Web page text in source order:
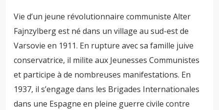
Vie d’un jeune révolutionnaire communiste Alter
Fajnzylberg est né dans un village au sud-est de
Varsovie en 1911. En rupture avec sa famille juive
conservatrice, il milite aux Jeunesses Communistes
et participe à de nombreuses manifestations. En
1937, il s’engage dans les Brigades Internationales
dans une Espagne en pleine guerre civile contre